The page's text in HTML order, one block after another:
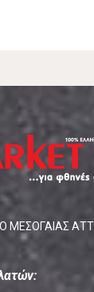
ΜΕΣΟΓΑΙΑΣ